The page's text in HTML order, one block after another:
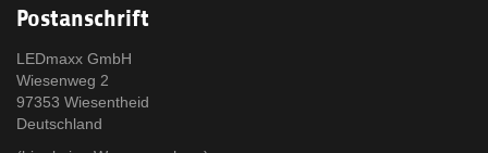
Postanschrift
LEDmaxx GmbH
Wiesenweg 2
97353 Wiesentheid
Deutschland